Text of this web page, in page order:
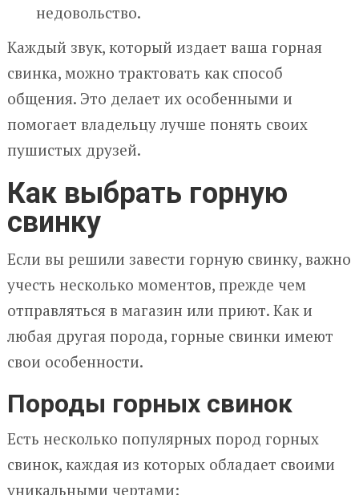
недовольство.
Каждый звук, который издает ваша горная
свинка, можно трактовать как способ
общения. Это делает их особенными и
помогает владельцу лучше понять своих
пушистых друзей.
Как выбрать горную
свинку
Если вы решили завести горную свинку, важно
учесть несколько моментов, прежде чем
отправляться в магазин или приют. Как и
любая другая порода, горные свинки имеют
свои особенности.
Породы горных свинок
Есть несколько популярных пород горных
свинок, каждая из которых обладает своими
уникальными чертами: